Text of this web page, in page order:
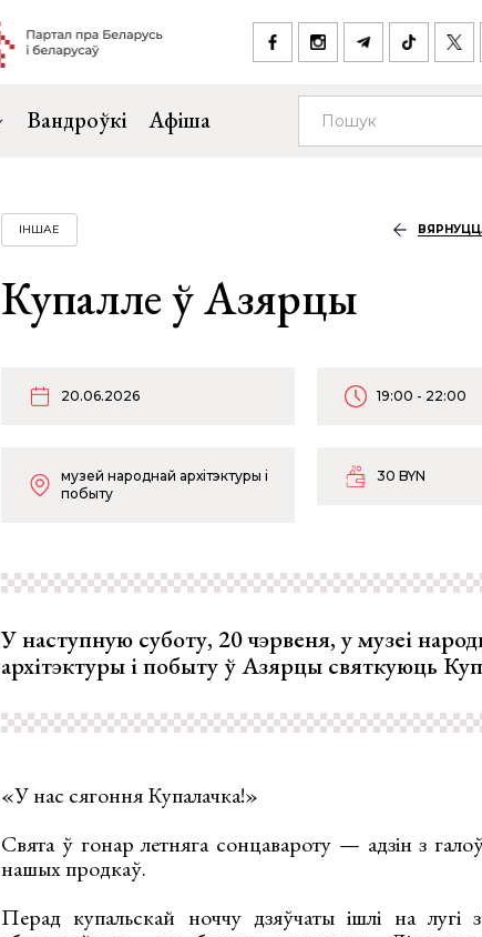
Вандроўкі Афіша
ІНШАЕ
Купалле ў Азярцы
20.06.2026 19:00 - 22:00
музей народнай архітэктуры і
побыту
30 BYN
У наступную суботу, 20 чэрвеня, у музеі
архітэктуры і побыту ў Азярцы святкуюць
«У нас сягоння Купалачка!»
Свята ў гонар летняга сонцавароту — адзін з
нашых продкаў.
Перад купальскай ноччу дзяўчаты ішлі на лугі